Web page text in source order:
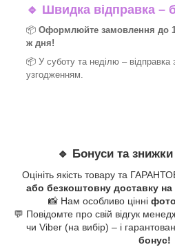
🔹 Швидка відправка –
📦 Оформлюйте замовлення до
ж дня!
📦 У суботу та неділю – відправка
узгодженням.
🔹 Бонуси та знижки
Оцініть якість товару та
або безкоштовну доставку
📸 Нам особливо цінні
💬 Повідомте про свій відгук
чи Viber (на вибір) – і
бонус!